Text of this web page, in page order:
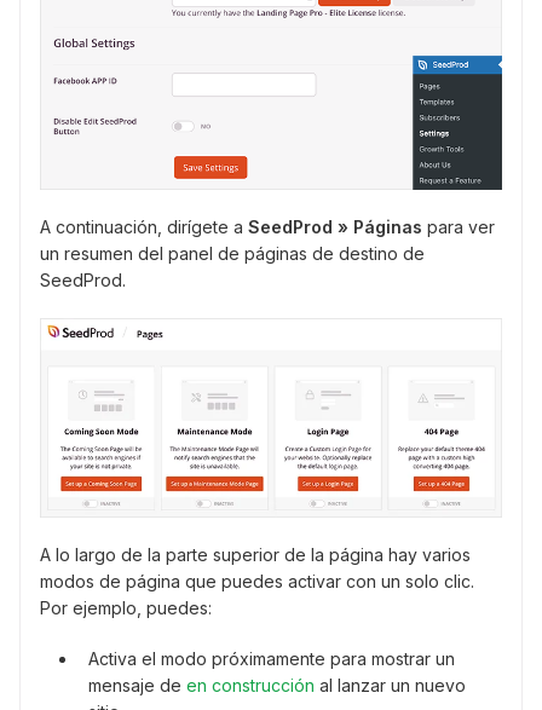
A continuación, dirígete a SeedProd » Páginas para ver
un resumen del panel de páginas de destino de
SeedProd.
A lo largo de la parte superior de la página hay varios
modos de página que puedes activar con un solo clic.
Por ejemplo, puedes:
Activa el modo próximamente para mostrar un
mensaje de en construcción al lanzar un nuevo